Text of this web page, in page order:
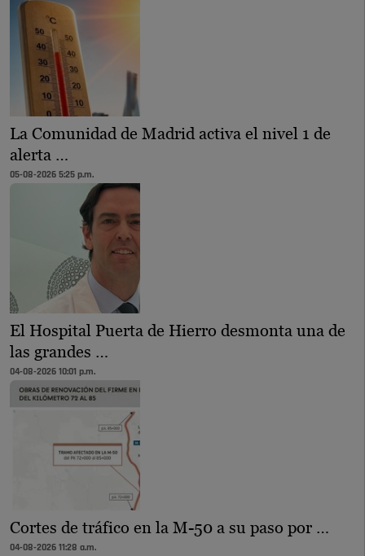
La Comunidad de Madrid activa el nivel 1 de
alerta …
05-08-2026 5:25 p.m.
El Hospital Puerta de Hierro desmonta una de
las grandes …
04-08-2026 10:01 p.m.
Cortes de tráfico en la M-50 a su paso por …
04-08-2026 11:28 a.m.